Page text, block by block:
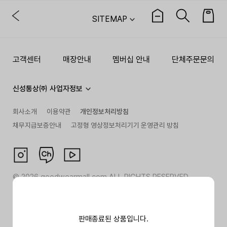
판매종료된 상품입니다.
SITEMAP
고객센터 매장안내 멤버십 안내 단체주문문의
신성통상㈜ 사업자정보
회사소개 이용약관
개인정보처리방침
채무지급보증안내
고정형 영상정보처리기기 운영관리 방침
©2026goodwearmall.com ALL RIGHTS RESERVED